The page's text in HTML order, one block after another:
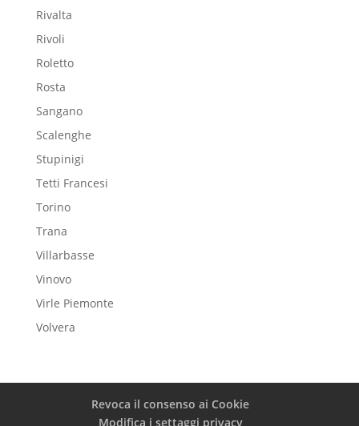
Rivalta
Rivoli
Roletto
Rosta
Sangano
Scalenghe
Stupinigi
Tetti Francesi
Torino
Trana
Villarbasse
Vinovo
Virle Piemonte
Volvera
Revoca il consenso ai Cookie
Modifica i settaggi privacy